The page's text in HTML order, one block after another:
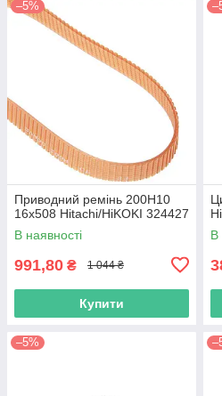
–5%
Приводний ремінь 200Н10
16х508 Hitachi/HiKOKI 324427
В наявності
991,80 ₴ 1 044 ₴
Купити
В
–5%